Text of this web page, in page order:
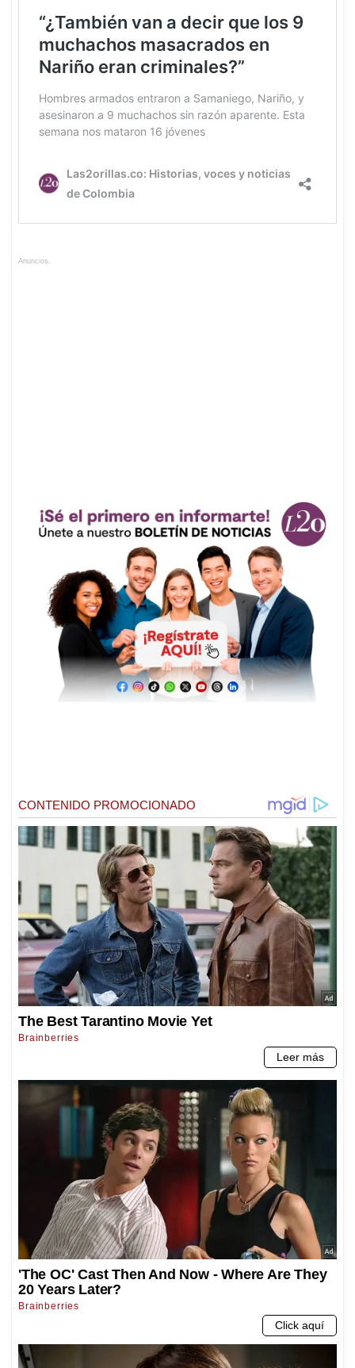
Anuncios.